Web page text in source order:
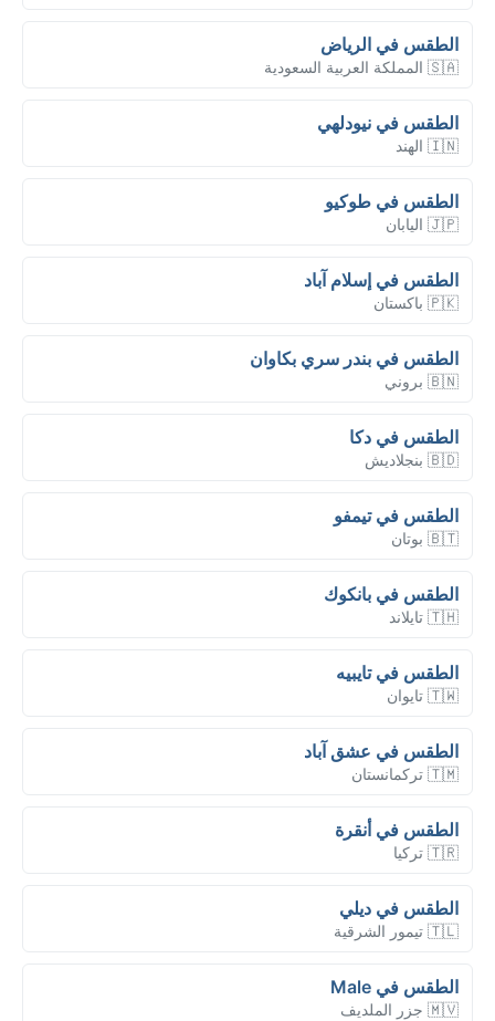
الطقس في الرياض
🇸🇦 المملكة العربية السعودية
الطقس في نيودلهي
🇮🇳 الهند
الطقس في طوكيو
🇯🇵 اليابان
الطقس في إسلام آباد
🇵🇰 باكستان
الطقس في بندر سري بكاوان
🇧🇳 بروني
الطقس في دكا
🇧🇩 بنجلاديش
الطقس في تيمفو
🇧🇹 بوتان
الطقس في بانكوك
🇹🇭 تايلاند
الطقس في تايبيه
🇹🇼 تايوان
الطقس في عشق آباد
🇹🇲 تركمانستان
الطقس في أنقرة
🇹🇷 تركيا
الطقس في ديلي
🇹🇱 تيمور الشرقية
الطقس في Male
🇲🇻 جزر الملديف